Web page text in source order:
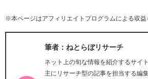
※本ページはアフィリエイトプログラムによる収益
筆者：ねとらぼリサーチ
ネット上の旬な情報を紹介するサイ
主にリサーチ型の記事を担当する編